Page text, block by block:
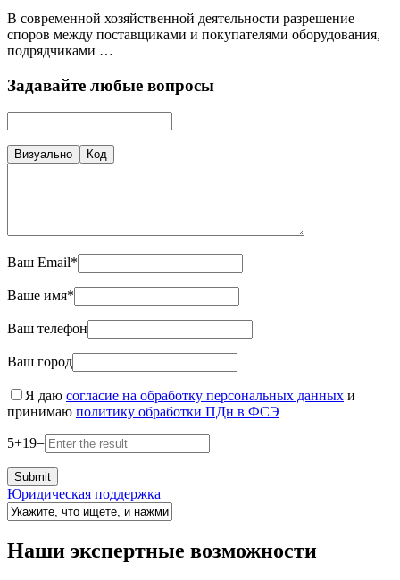
В современной хозяйственной деятельности разрешение
споров между поставщиками и покупателями оборудования,
подрядчиками …
Задавайте любые вопросы
Визуально Код
Ваш Email*
Ваше имя*
Ваш телефон
Ваш город
Я даю согласие на обработку персональных данных и
принимаю политику обработки ПДн в ФСЭ
5+19=
Юридическая поддержка
Наши экспертные возможности